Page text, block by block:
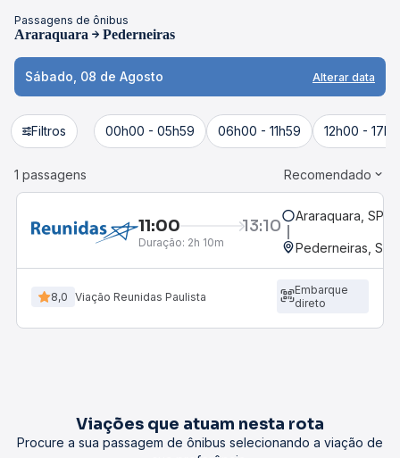
Passagens de ônibus
Araraquara Pederneiras
Sábado, 08 de Agosto Alterar data
Filtros 00h00 - 05h59 06h00 - 11h59 12h00 -
1 passagens Recomendado
11:00 13:10
Duração: 2h 10m
Araraquara, SP -
Pederneiras, SP
8,0 Viação Reunidas Paulista
Embarque
direto
Viações que atuam nesta rota
Procure a sua passagem de ônibus selecionando a viação de